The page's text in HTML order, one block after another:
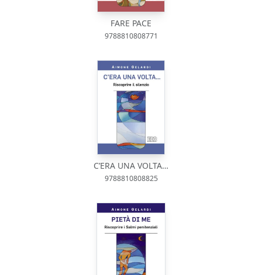
FARE PACE
9788810808771
C’ERA UNA VOLTA…
9788810808825